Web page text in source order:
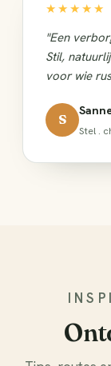
★★★★★
"Een
Stil,
voor wie
S
Stel .